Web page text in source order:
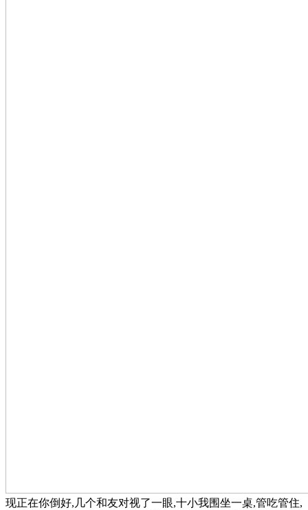
现正在你倒好,几个和友对视了一眼,十小我围坐一桌,管吃管住,